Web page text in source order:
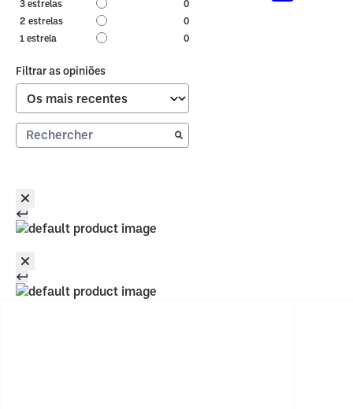
3 estrelas
0
2 estrelas
0
1 estrela 0
Filtrar as opiniões